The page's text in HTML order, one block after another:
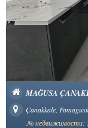
MAĞUSA
Çanakkale,
№ недвижимости: